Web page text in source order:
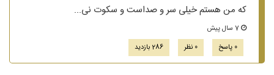
که من هستم خیلی سر و صداست و سکوت نی...
0 پاسخ
0 نظر 286 بازدید